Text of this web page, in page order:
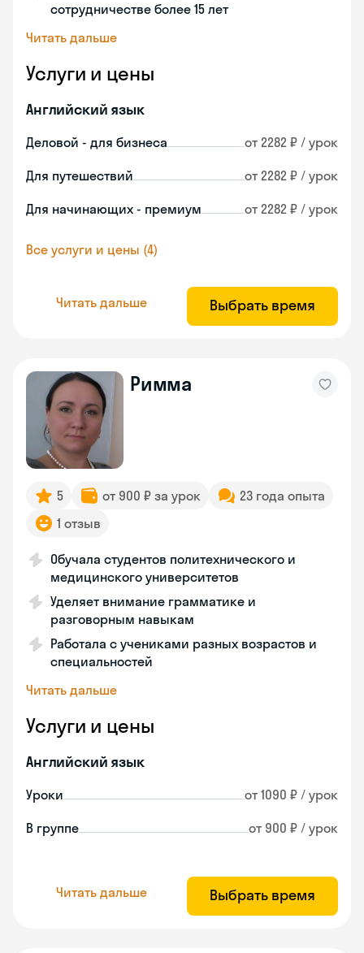
сотрудничестве более 15 лет
Читать дальше
Услуги и цены
Английский язык
Деловой - для бизнеса от 2282 ₽ / урок
Для путешествий от 2282 ₽ / урок
Для начинающих - премиум от 2282 ₽ / урок
Все услуги и цены (4)
Читать дальше Выбрать время
Римма
5 от 900 ₽ за урок
23 года опыта
1 отзыв
Обучала студентов политехнического и
медицинского университетов
Уделяет внимание грамматике и
разговорным навыкам
Работала с учениками разных возрастов и
специальностей
Читать дальше
Услуги и цены
Английский язык
Уроки от 1090 ₽ / урок
В группе от 900 ₽ / урок
Читать дальше Выбрать время